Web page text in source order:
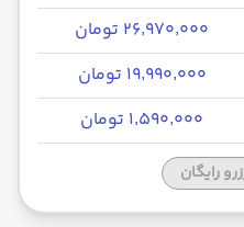
۲۶٬۹۷۰٬۰۰۰ تومان
۱۹٬۹۹۰٬۰۰۰ تومان
۱٬۵۹۰٬۰۰۰ تومان
رایگان